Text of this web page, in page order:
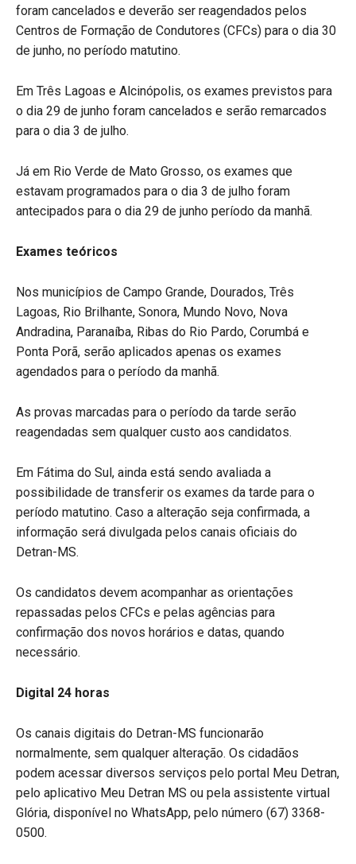
foram cancelados e deverão ser reagendados pelos
Centros de Formação de Condutores (CFCs) para o dia 30
de junho, no período matutino.
Em Três Lagoas e Alcinópolis, os exames previstos para
o dia 29 de junho foram cancelados e serão remarcados
para o dia 3 de julho.
Já em Rio Verde de Mato Grosso, os exames que
estavam programados para o dia 3 de julho foram
antecipados para o dia 29 de junho período da manhã.
Exames teóricos
Nos municípios de Campo Grande, Dourados, Três
Lagoas, Rio Brilhante, Sonora, Mundo Novo, Nova
Andradina, Paranaíba, Ribas do Rio Pardo, Corumbá e
Ponta Porã, serão aplicados apenas os exames
agendados para o período da manhã.
As provas marcadas para o período da tarde serão
reagendadas sem qualquer custo aos candidatos.
Em Fátima do Sul, ainda está sendo avaliada a
possibilidade de transferir os exames da tarde para o
período matutino. Caso a alteração seja confirmada, a
informação será divulgada pelos canais oficiais do
Detran-MS.
Os candidatos devem acompanhar as orientações
repassadas pelos CFCs e pelas agências para
confirmação dos novos horários e datas, quando
necessário.
Digital 24 horas
Os canais digitais do Detran-MS funcionarão
normalmente, sem qualquer alteração. Os cidadãos
podem acessar diversos serviços pelo portal Meu Detran,
pelo aplicativo Meu Detran MS ou pela assistente virtual
Glória, disponível no WhatsApp, pelo número (67) 3368-
0500.